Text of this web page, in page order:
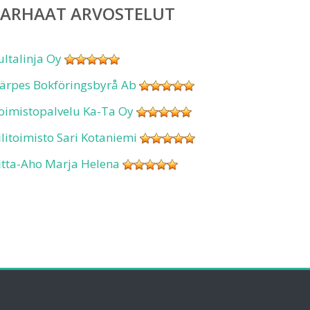
ARVOSTELUT
Oy
Bokföringsbyrå Ab
Ka-Ta Oy
Sari Kotaniemi
Aho Marja Helena